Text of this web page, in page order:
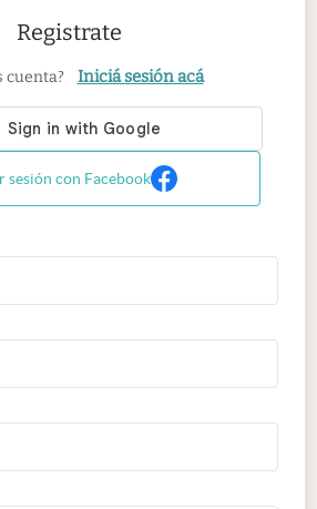
Registrate
cuenta? Iniciá sesión acá
sesión con Facebook